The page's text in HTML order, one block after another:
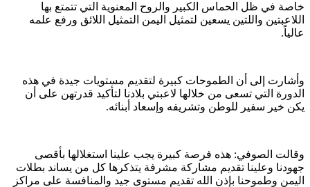
خاصة في ظل الحماس الكبير والروح المعنوية التي تتمتع بها
اللاعبتين واللتين يسعين لتمثيل اليمن التمثيل اللائق ورفع علمه
عالياً.
وأشارت إلى أن الطموحات كبيرة لتقديم مستويات جيدة في هذه
الدورة التي تسعى من خلالها لاعبتي بلادنا لتأكيد قدرتهن على أن
يكن خير سفير للوطن وتشريفه وإسعاد أبنائه.
وقالت الصوفي: هذه فرصة كبيرة يجب علينا استغلالها بأقصى
جهودنا وعلينا تقديم مشاركة مشرفة يتذكرها كل من يساند بطلات
اليمن وطموحنا بإذن الله تقديم مستوى جيد والمنافسة على مراكز